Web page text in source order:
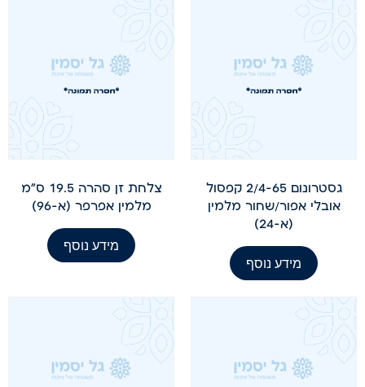
גסטרונום 2/4-65 קפסול
אובלי אפור/שחור מלמין
(א-24)
מידע נוסף
צלחת זן סהרה 19.5 ס"מ
מלמין אפרפר (א-96)
מידע נוסף